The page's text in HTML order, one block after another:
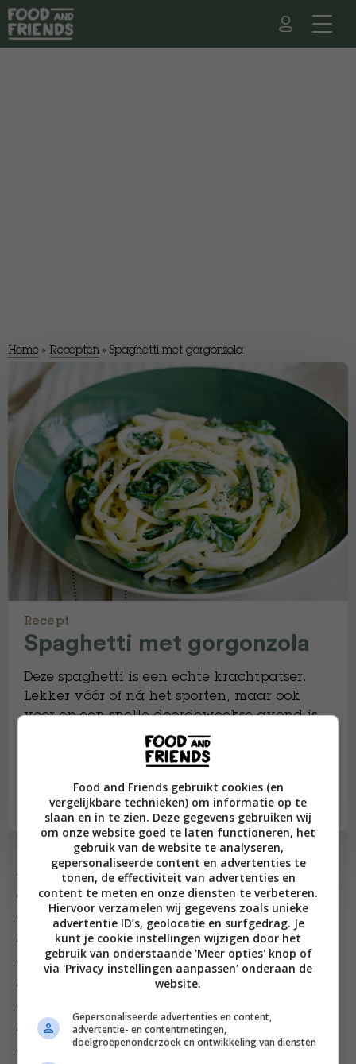
Home » Recepten » Spaghetti met gorgonzola
Recept
Spaghetti met gorgonzola
Deze spaghetti is een echte krachtpatser.
Lekker vóór of ná het sporten, maar ook
voor op een snelle doordeweekse avond is
het een fijn gerechtje. Vind je gorgonzola
iets te scherp? Vervang het door geitenkaas
in combinatie met spinazie.
Ingrediënten
4–6 personen
• 400 g spaghetti
• 50 g boter
• 1 ui, gesnipperd
• 300 ml melk
• 200 g ricotta
• 150 g gorgonzola
• 300 g jongespinazie
• snuf nootmuskaat
Food and Friends gebruikt cookies (en
vergelijkbare technieken) om informatie op te
slaan en in te zien. Deze gegevens gebruiken wij
om onze website goed te laten functioneren, het
gebruik van de website te analyseren,
gepersonaliseerde content en advertenties te
tonen, de effectiviteit van advertenties en
content te meten en onze diensten te verbeteren.
Hiervoor verzamelen wij gegevens zoals unieke
advertentie ID’s, geolocatie en surfgedrag. Je
kunt je cookie instellingen wijzigen door het
gebruik van onderstaande 'Meer opties' knop of
via 'Privacy instellingen aanpassen' onderaan de
website.
Gepersonaliseerde advertenties en content,
advertentie- en contentmetingen,
doelgroepenonderzoek en ontwikkeling van diensten